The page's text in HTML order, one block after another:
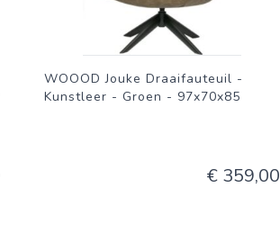
WOOOD Jouke Draaifauteuil -
Kunstleer - Groen - 97x70x85
€ 359,00